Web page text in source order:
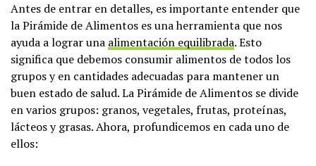
Antes de entrar en detalles, es importante entender que
la Pirámide de Alimentos es una herramienta que nos
ayuda a lograr una alimentación equilibrada. Esto
significa que debemos consumir alimentos de todos los
grupos y en cantidades adecuadas para mantener un
buen estado de salud. La Pirámide de Alimentos se divide
en varios grupos: granos, vegetales, frutas, proteínas,
lácteos y grasas. Ahora, profundicemos en cada uno de
ellos: